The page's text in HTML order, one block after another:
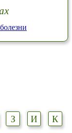
З И
К